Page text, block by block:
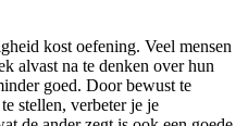
kost oefening. Veel mensen
alvast na te denken over hun
goed. Door bewust te
stellen, verbeter je je